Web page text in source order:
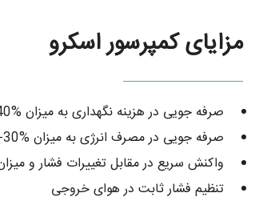
مزایای کمپرسور اسکرو
صرفه جویی در هزینه نگهداری به میزان %40-35
صرفه جویی در مصرف انرژی به میزان %30-20
واکنش سریع در مقابل تغییرات فشار و
تنظیم فشار ثابت در هوای خروجی